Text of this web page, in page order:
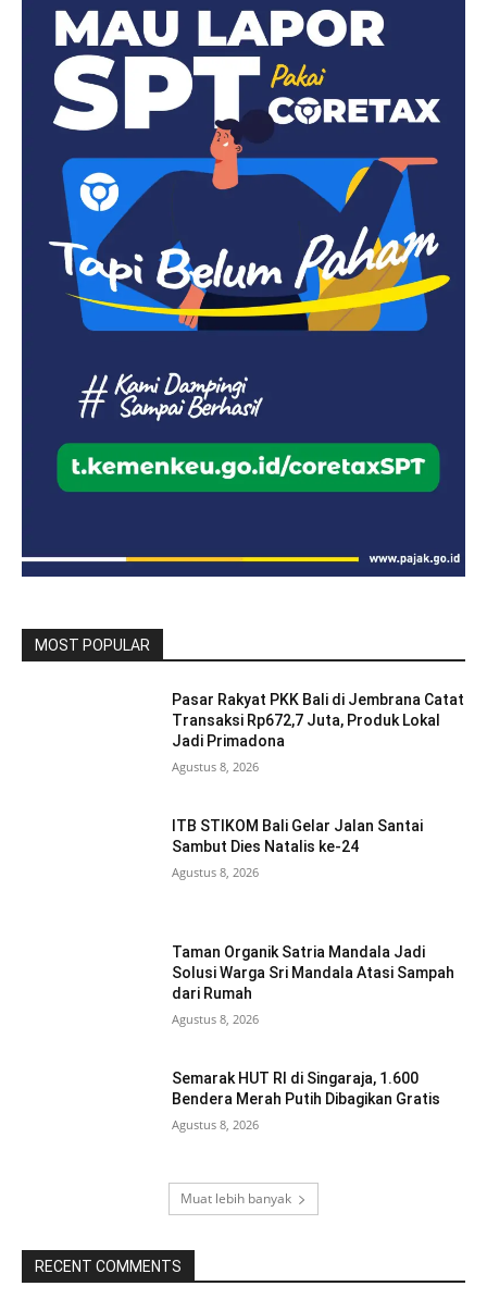
MOST POPULAR
Pasar Rakyat PKK Bali di Jembrana Catat
Transaksi Rp672,7 Juta, Produk Lokal
Jadi Primadona
Agustus 8, 2026
ITB STIKOM Bali Gelar Jalan Santai
Sambut Dies Natalis ke-24
Agustus 8, 2026
Taman Organik Satria Mandala Jadi
Solusi Warga Sri Mandala Atasi Sampah
dari Rumah
Agustus 8, 2026
Semarak HUT RI di Singaraja, 1.600
Bendera Merah Putih Dibagikan Gratis
Agustus 8, 2026
Muat lebih banyak
RECENT COMMENTS